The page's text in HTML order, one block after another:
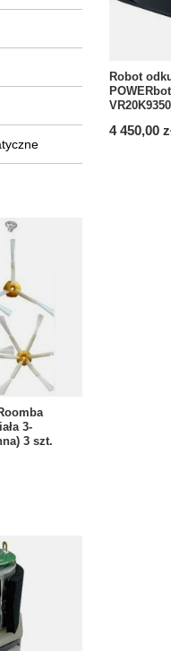
3-
3 szt.
Robot
4 450,00